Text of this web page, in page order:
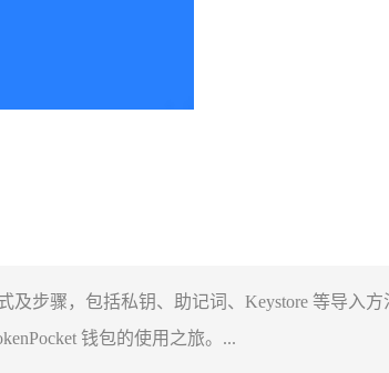
及步骤，包括私钥、助记词、Keystore 等导入
钱包的使用之旅。...